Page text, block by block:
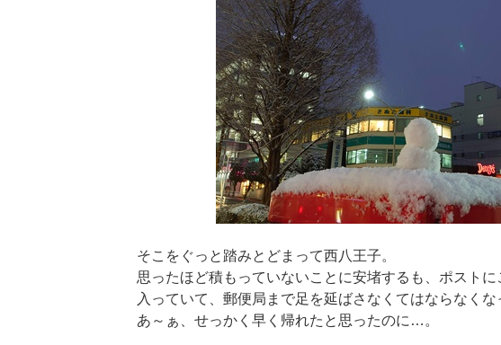
そこをぐっと踏みとどまって西八王子。
思ったほど積もっていないことに安堵するも、ポスト
入っていて、郵便局まで足を延ばさなくてはならなくな
あ～ぁ、せっかく早く帰れたと思ったのに…。